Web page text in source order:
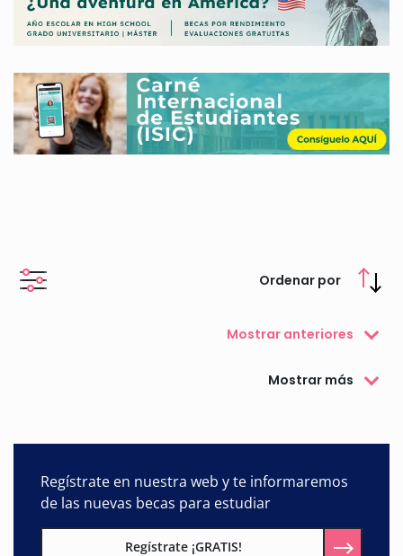
de este ámbito audiovisual.
Conoce a continuación todos los detalles sobre las mismas, y
Ordenar por
Mostrar anteriores
Mostrar más
Regístrate en nuestra web y te informaremos
de las nuevas becas para estudiar
Regístrate ¡GRATIS!